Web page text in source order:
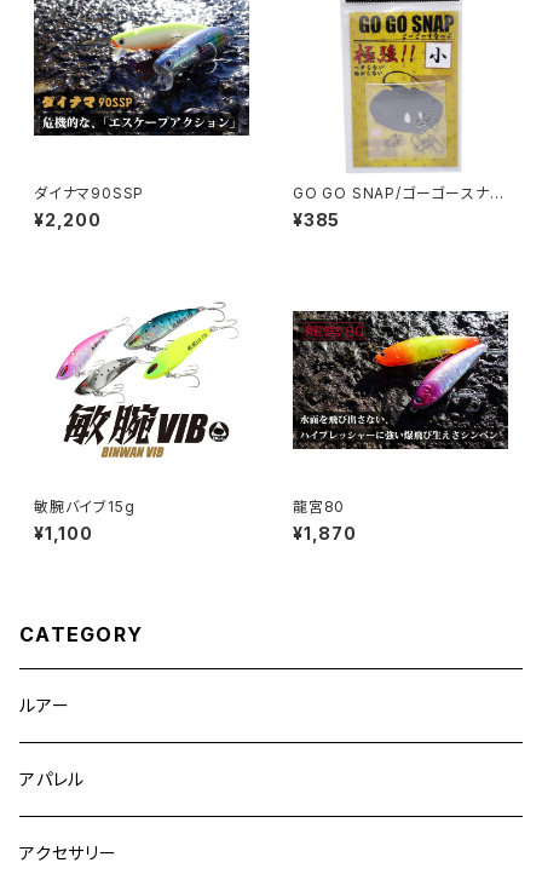
ダイナマ90SSP
¥2,200
GO GO SNAP/ゴーゴースナッ
プ SNAP−01〜04
¥385
敏腕バイブ15g
¥1,100
龍宮80
¥1,870
CATEGORY
ルアー
アパレル
アクセサリー